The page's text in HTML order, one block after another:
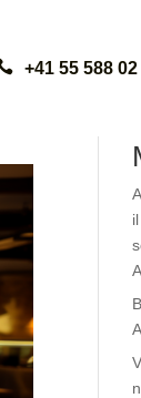
+41 55 588 02